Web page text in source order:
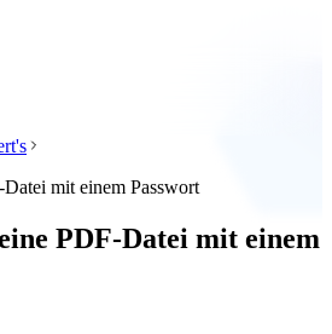
mit einem Passwort
PDF-Datei mit einem